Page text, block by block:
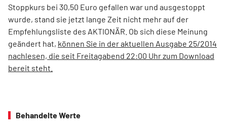
Stoppkurs bei 30,50 Euro gefallen war und ausgestoppt
wurde, stand sie jetzt lange Zeit nicht mehr auf der
Empfehlungsliste des AKTIONÄR. Ob sich diese Meinung
geändert hat, können Sie in der aktuellen Ausgabe 25/2014
nachlesen, die seit Freitagabend 22:00 Uhr zum Download
bereit steht.
Behandelte Werte